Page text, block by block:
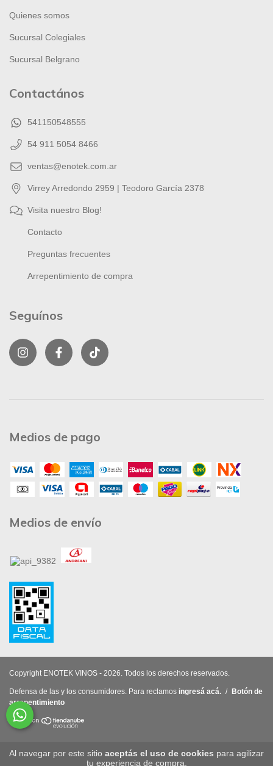
Al navegar por este sitio aceptás el uso de cookies para agilizar
tu experiencia de compra.
Quienes somos
Sucursal Colegiales
Sucursal Belgrano
Contactános
541150548555
54 911 5054 8466
ventas@enotek.com.ar
Virrey Arredondo 2959 | Teodoro García 2378
Visita nuestro Blog!
Contacto
Preguntas frecuentes
Arrepentimiento de compra
Seguínos
Medios de pago
Medios de envío
Copyright ENOTEK VINOS - 2026. Todos los derechos reservados.
Defensa de las y los consumidores. Para reclamos ingresá acá. / Botón de
arrepentimiento